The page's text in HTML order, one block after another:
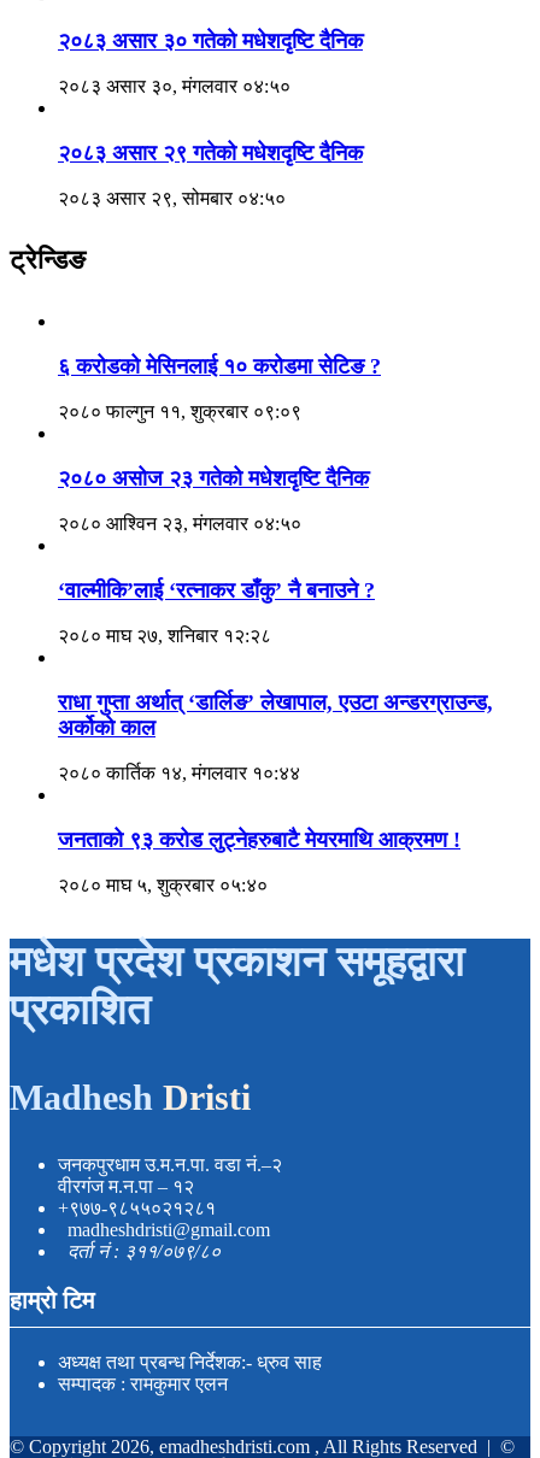
२०८३ असार ३० गतेको मधेशदृष्टि दैनिक
२०८३ असार ३०, मंगलवार ०४:५०
२०८३ असार २९ गतेको मधेशदृष्टि दैनिक
२०८३ असार २९, सोमबार ०४:५०
ट्रेन्डिङ
६ करोडको मेसिनलाई १० करोडमा सेटिङ ?
२०८० फाल्गुन ११, शुक्रबार ०९:०९
२०८० असोज २३ गतेको मधेशदृष्टि दैनिक
२०८० आश्विन २३, मंगलवार ०४:५०
‘वाल्मीकि’लाई ‘रत्नाकर डाँकु’ नै बनाउने ?
२०८० माघ २७, शनिबार १२:२८
राधा गुप्ता अर्थात् ‘डार्लिङ’ लेखापाल, एउटा अन्डरग्राउन्ड,
अर्कोको काल
२०८० कार्तिक १४, मंगलवार १०:४४
जनताको ९३ करोड लुट्नेहरुबाटै मेयरमाथि आक्रमण !
२०८० माघ ५, शुक्रबार ०५:४०
मधेश प्रदेश प्रकाशन समूहद्वारा
प्रकाशित
Madhesh Dristi
जनकपुरधाम उ.म.न.पा. वडा नं.–२
वीरगंज म.न.पा – १२
+९७७-९८५५०२१२८१
madheshdristi@gmail.com
दर्ता नं : ३११/०७९/८०
हाम्रो टिम
अध्यक्ष तथा प्रबन्ध निर्देशक:- ध्रुव साह
सम्पादक : रामकुमार एलन
© Copyright 2026, emadheshdristi.com , All Rights Reserved | ©